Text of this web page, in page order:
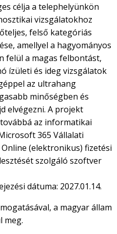
célja a telephelyünkön
vizsgálatokhoz
felső kategóriás
amellyel a hagyományos
felül a magas felbontást,
ízületi és ideg vizsgálatok
az ultrahang
minőségben és
elvégezni. A projekt
az informatikai
365 Vállalati
(elektronikus) fizetési
szolgáló szoftver
dátuma: 2027.01.14.
a magyar állam
meg.